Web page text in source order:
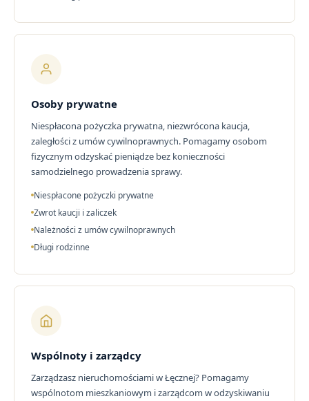
Osoby prywatne
Niespłacona pożyczka prywatna, niezwrócona kaucja,
zaległości z umów cywilnoprawnych. Pomagamy osobom
fizycznym odzyskać pieniądze bez konieczności
samodzielnego prowadzenia sprawy.
Niespłacone pożyczki prywatne
Zwrot kaucji i zaliczek
Należności z umów cywilnoprawnych
Długi rodzinne
Wspólnoty i zarządcy
Zarządzasz nieruchomościami w Łęcznej? Pomagamy
wspólnotom mieszkaniowym i zarządcom w odzyskiwaniu